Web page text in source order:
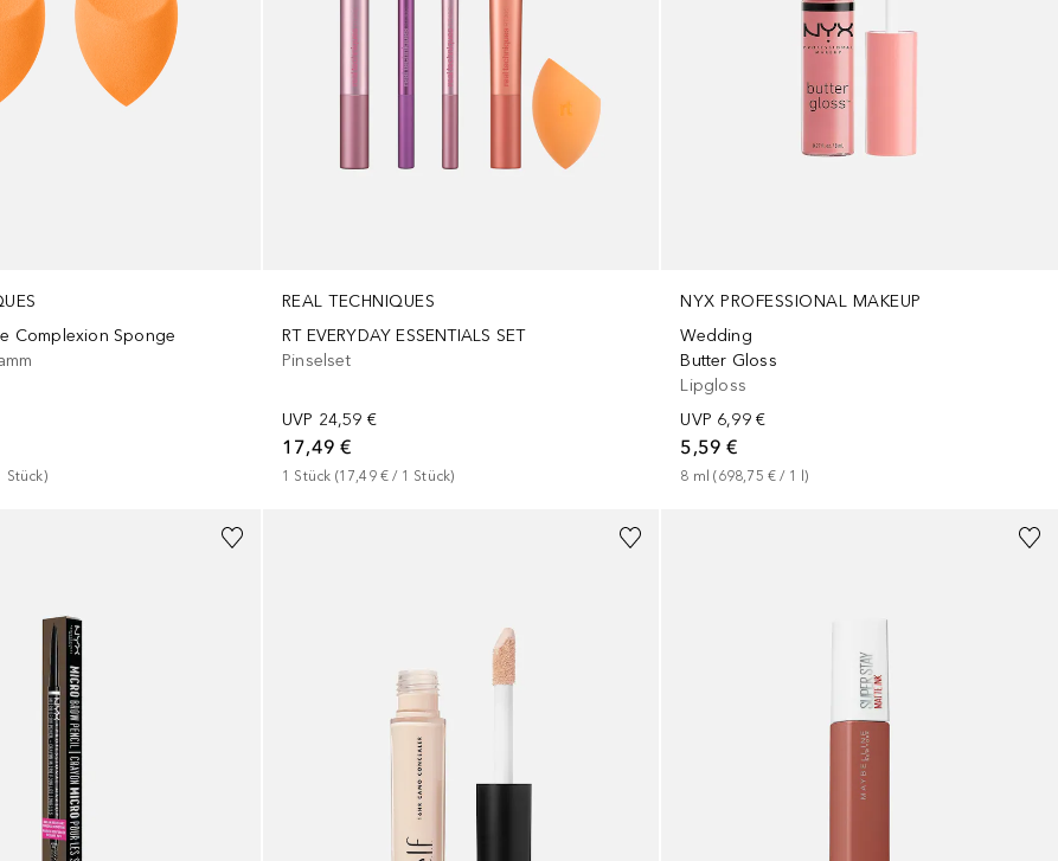
Complexion Sponge
Stück)
REAL TECHNIQUES
RT EVERYDAY ESSENTIALS SET
Pinselset
UVP 24,59 €
17,49 €
1 Stück (17,49 € / 1 Stück)
NYX PROFESSIONAL MAKEUP
Wedding
Butter Gloss
Lipgloss
UVP 6,99 €
5,59 €
8 ml (698,75 € / 1 l)
+18 + 20